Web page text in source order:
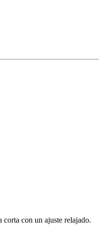
corta con un ajuste relajado.